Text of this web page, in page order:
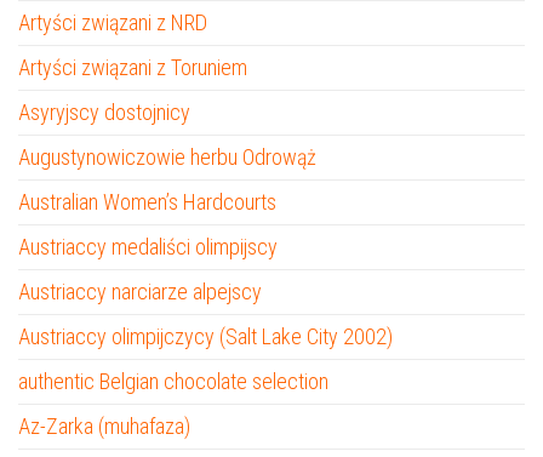
Artyści związani z NRD
Artyści związani z Toruniem
Asyryjscy dostojnicy
Augustynowiczowie herbu Odrowąż
Australian Women’s Hardcourts
Austriaccy medaliści olimpijscy
Austriaccy narciarze alpejscy
Austriaccy olimpijczycy (Salt Lake City 2002)
authentic Belgian chocolate selection
Az-Zarka (muhafaza)